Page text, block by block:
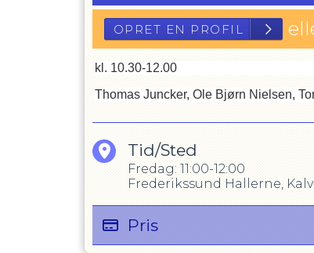
kl. 10.30-12.00
Thomas Juncker, Ole Bjørn Nielsen,
Tid/Sted
Fredag: 11:00-12:00
Frederikssund Hallerne,
Pris